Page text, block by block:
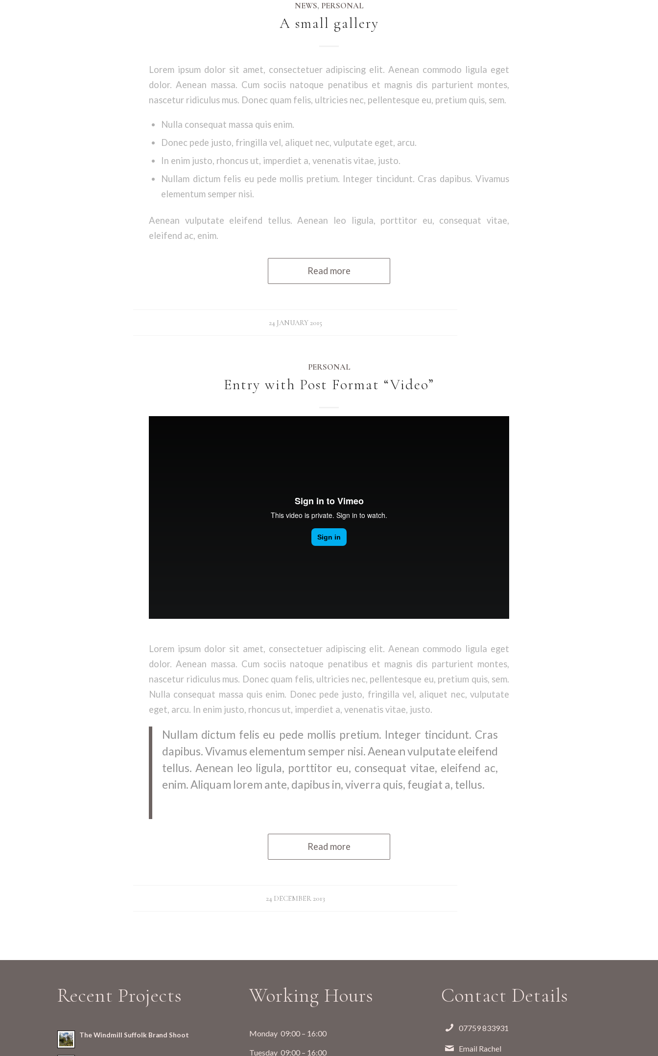
NEWS, PERSONAL
A small gallery
Lorem ipsum dolor sit amet, consectetuer adipiscing elit. Aenean commodo ligula eget
dolor. Aenean massa. Cum sociis natoque penatibus et magnis dis parturient montes,
nascetur ridiculus mus. Donec quam felis, ultricies nec, pellentesque eu, pretium quis, sem.
Nulla consequat massa quis enim.
Donec pede justo, fringilla vel, aliquet nec, vulputate eget, arcu.
In enim justo, rhoncus ut, imperdiet a, venenatis vitae, justo.
Nullam dictum felis eu pede mollis pretium. Integer tincidunt. Cras dapibus. Vivamus
elementum semper nisi.
Aenean vulputate eleifend tellus. Aenean leo ligula, porttitor eu, consequat vitae,
eleifend ac, enim.
Read more
24 JANUARY 2015
PERSONAL
Entry with Post Format “Video”
Lorem ipsum dolor sit amet, consectetuer adipiscing elit. Aenean commodo ligula eget
dolor. Aenean massa. Cum sociis natoque penatibus et magnis dis parturient montes,
nascetur ridiculus mus. Donec quam felis, ultricies nec, pellentesque eu, pretium quis, sem.
Nulla consequat massa quis enim. Donec pede justo, fringilla vel, aliquet nec, vulputate
eget, arcu. In enim justo, rhoncus ut, imperdiet a, venenatis vitae, justo.
Nullam dictum felis eu pede mollis pretium. Integer tincidunt. Cras
dapibus. Vivamus elementum semper nisi. Aenean vulputate eleifend
tellus. Aenean leo ligula, porttitor eu, consequat vitae, eleifend ac,
enim. Aliquam lorem ante, dapibus in, viverra quis, feugiat a, tellus.
Read more
24 DECEMBER 2013
Recent Projects
The Windmill Suffolk Brand Shoot
Working Hours
Monday 09:00 – 16:00
Tuesday 09:00 – 16:00
Contact Details
07759 833931
Email Rachel